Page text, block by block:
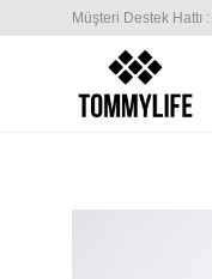
Müşteri Destek Hattı :